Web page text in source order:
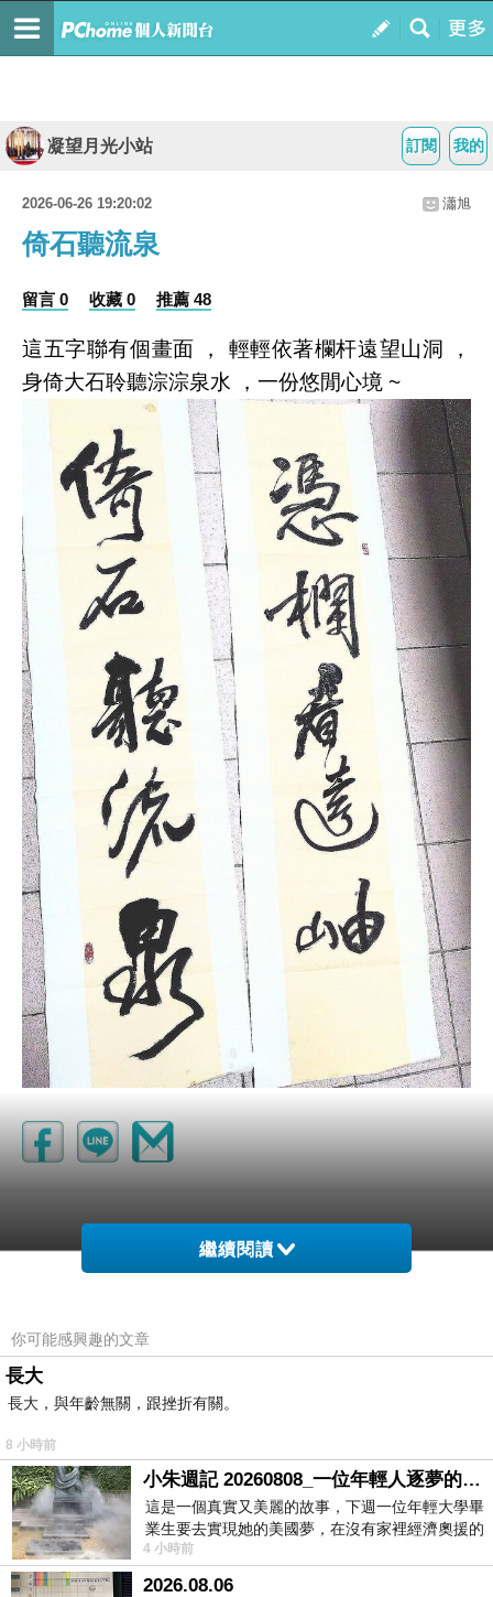
我的
訂閱
凝望月光小站
2026-06-26 19:20:02 瀟旭
倚石聽流泉
留言 0 收藏 0 推薦 48
這五字聯有個畫面 ， 輕輕依著欄杆遠望山洞 ，
身倚大石聆聽淙淙泉水 ，一份悠閒心境 ~
繼續閱讀
你可能感興趣的文章
長大
長大，與年齡無關，跟挫折有關。
8 小時前
小朱週記 20260808_一位年輕人逐夢的真實故事
這是一個真實又美麗的故事，下週一位年輕大學畢
業生要去實現她的美國夢，在沒有家裡經濟奧援的
情況下，靠著自我努力工作累積出國基
4 小時前
2026.08.06